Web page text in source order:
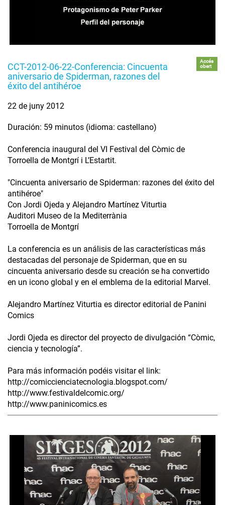
CCT-2012-06-22-Conferencia: Cincuenta
aniversario de Spiderman, razones del
éxito del antihéroe
Accés
obert
22 de juny 2012
Duración: 59 minutos (idioma: castellano)
Conferencia inaugural del VI Festival del Còmic de
Torroella de Montgrí i L’Estartit.
"Cincuenta aniversario de Spiderman: razones del éxito del
antihéroe"
Con Jordi Ojeda y Alejandro Martínez Viturtia
Auditori Museo de la Mediterrània
Torroella de Montgrí
La conferencia es un análisis de las características más
destacadas del personaje de Spiderman, que en su
cincuenta aniversario desde su creación se ha convertido
en un icono global y en el emblema de la editorial Marvel.
Alejandro Martínez Viturtia es director editorial de Panini
Comics
Jordi Ojeda es director del proyecto de divulgación “Còmic,
ciencia y tecnología”.
Para más información podéis visitar el link:
http://comiccienciatecnologia.blogspot.com/
http://www.festivaldelcomic.org/
http://www.paninicomics.es